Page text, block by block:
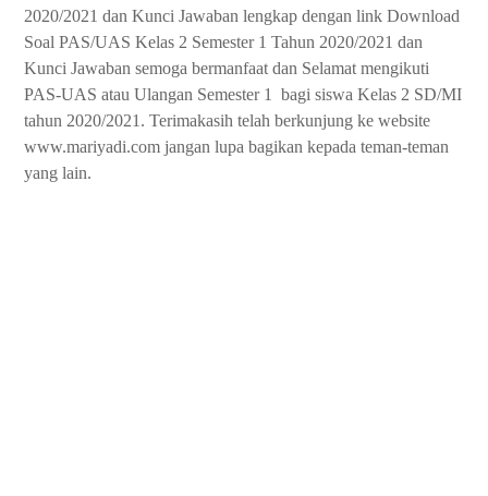
2020/2021 dan Kunci Jawaban lengkap dengan link Download
Soal PAS/UAS Kelas 2 Semester 1 Tahun 2020/2021 dan
Kunci Jawaban semoga bermanfaat dan Selamat mengikuti
PAS-UAS atau Ulangan Semester 1
bagi siswa Kelas 2 SD/MI
tahun 2020/2021. Terimakasih telah berkunjung ke website
www.mariyadi.com jangan lupa bagikan kepada teman-teman
yang lain.